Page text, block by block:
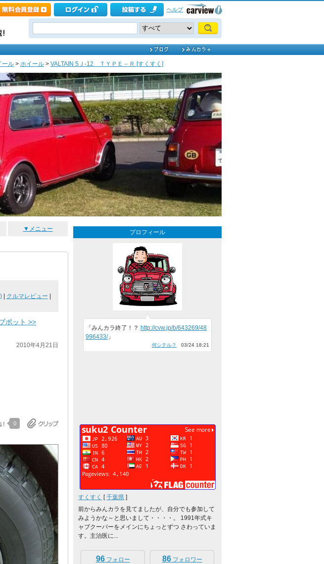
ヘルプ
ール > ホイール > VALTAIN 5Ｊ-12 ＴＹＰＥ－Ｒ [すくすく]
▼メニュー
| クルマレビュー
ポット >>
2010年4月21日
0
プロフィール
「みんカラ終了！？ http://cvw.jp/b/643269/48
996433/」
何シテル？ 03/24 18:21
すくすく [千葉県 ]
前からみんカラを見てましたが、自分でも参加して
みようかな～と思いまして・・・・。 1991年式キ
ャブクーパーをメインにちょっとずつ さわっていま
す。主治医に...
96フォロー 86フォロワー